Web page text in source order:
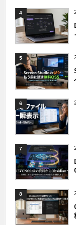
4
5
6
7
8